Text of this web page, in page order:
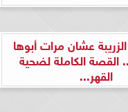
عشان مرات أبوها
الكاملة لضحية
القهر...